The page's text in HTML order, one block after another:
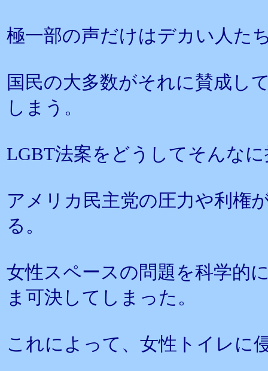
極一部の声だけはデカい人た
国民の大多数がそれに賛成し
しまう。
LGBT法案をどうしてそんな
アメリカ民主党の圧力や利権
る。
女性スペースの問題を科学的
ま可決してしまった。
これによって、女性トイレに